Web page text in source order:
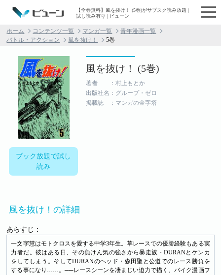
【全巻無料】風を抜け！ (5巻)がサブスク読み放題 |
試し読み有り | ビューン
ホーム コンテンツ一覧 マンガ一覧
青年漫画一覧
バトル・アクション
風を抜け！ 5巻
ブック放題で試し
読み
風を抜け！ (5巻)
著者 ：村上もとか
出版社名：グループ・ゼロ
掲載誌 ：マンガの金字塔
風を抜け！の詳細
あらすじ：
一文字慧はモトクロスを愛する中学3年生。草レースでの優勝経験もある実
力者だ。彼はある日、その負けん気の強さから暴走族・DURANとケンカ
をしてしまう。そしてDURANのヘッド・森田聖と公道でのレース勝負を
する事になり……。──レースシーンを凄まじい迫力で描く、バイク漫画フ